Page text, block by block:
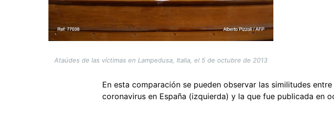
Ataúdes de las víctimas en Lampedusa, Italia, el 5 de octubre de 2013
En esta comparación se pueden observar las similitudes
coronavirus en España (izquierda) y la que fue publicada en